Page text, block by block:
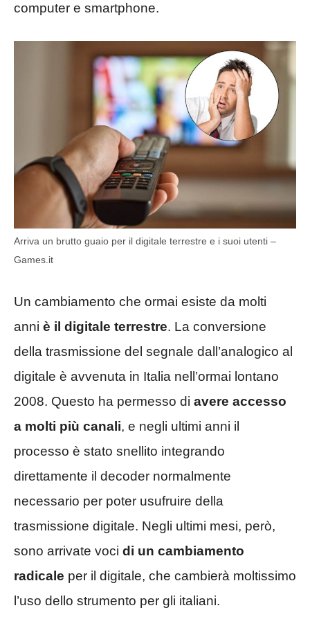
computer e smartphone.
Arriva un brutto guaio per il digitale terrestre e i suoi utenti –
Games.it
Un cambiamento che ormai esiste da molti
anni è il digitale terrestre. La conversione
della trasmissione del segnale dall’analogico al
digitale è avvenuta in Italia nell’ormai lontano
2008. Questo ha permesso di avere accesso
a molti più canali, e negli ultimi anni il
processo è stato snellito integrando
direttamente il decoder normalmente
necessario per poter usufruire della
trasmissione digitale. Negli ultimi mesi, però,
sono arrivate voci di un cambiamento
radicale per il digitale, che cambierà moltissimo
l’uso dello strumento per gli italiani.